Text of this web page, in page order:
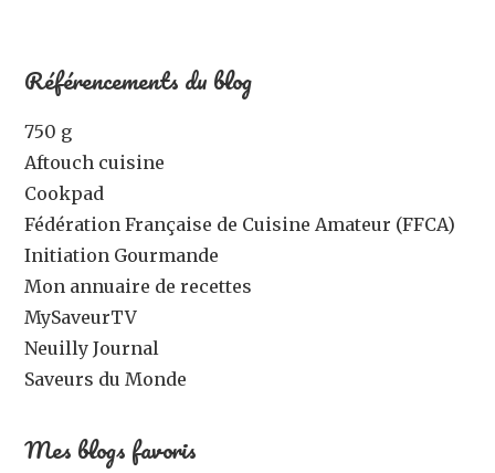
Référencements du blog
750 g
Aftouch cuisine
Cookpad
Fédération Française de Cuisine Amateur (FFCA)
Initiation Gourmande
Mon annuaire de recettes
MySaveurTV
Neuilly Journal
Saveurs du Monde
Mes blogs favoris